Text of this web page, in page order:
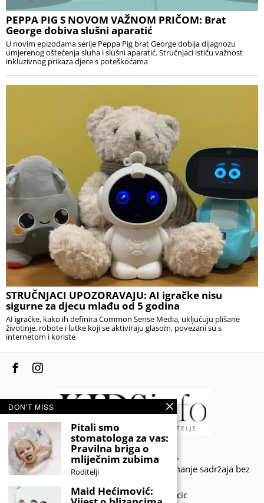
PEPPA PIG S NOVOM VAŽNOM PRIČOM: Brat
George dobiva slušni aparatić
U novim epizodama serije Peppa Pig brat George dobija dijagnozu
umjerenog oštećenja sluha i slušni aparatić. Stručnjaci ističu važnost
inkluzivnog prikaza djece s poteškoćama
STRUČNJACI UPOZORAVAJU: AI igračke nisu
sigurne za djecu mlađu od 5 godina
AI igračke, kako ih definira Common Sense Media, uključuju plišane
životinje, robote i lutke koji se aktiviraju glasom, povezani su s
internetom i koriste
© 2020 - KIDSINFO.BA.
Sva prava zadržana. Zabranjeno preuzimanje sadržaja bez
Developed by Amar SIjercic
DON'T MISS
Pitali smo
stomatologa za vas:
Pravilna briga o
mliječnim zubima
Roditelji
Maid Hećimović: